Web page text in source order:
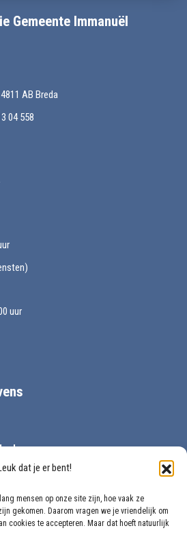
dat je er bent!
mensen op onze site zijn, hoe vaak ze
gekomen. Daarom vragen we je vriendelijk om
cookies te accepteren. Maar dat hoeft natuurlijk
Gemeente Immanuël
AB Breda
04 558
uur